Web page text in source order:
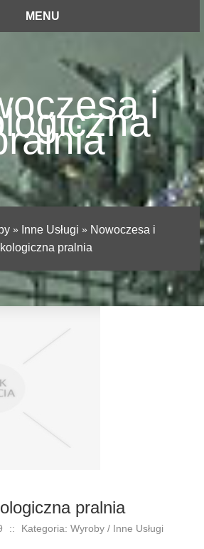
MENU
i
» Inne Usługi » Nowoczesa i
pralnia
pralnia
:: Kategoria: Wyroby / Inne Usługi